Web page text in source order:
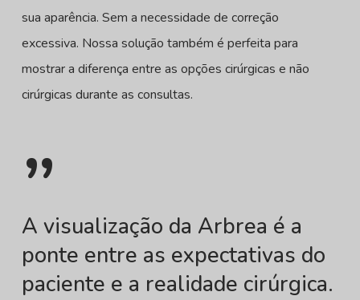
sua aparência. Sem a necessidade de correção
excessiva. Nossa solução também é perfeita para
mostrar a diferença entre as opções cirúrgicas e não
cirúrgicas durante as consultas.
”
A visualização da Arbrea é a
ponte entre as expectativas do
paciente e a realidade cirúrgica.